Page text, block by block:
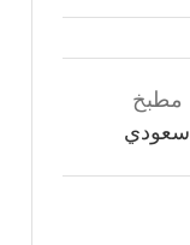
مطبخ
سعودي